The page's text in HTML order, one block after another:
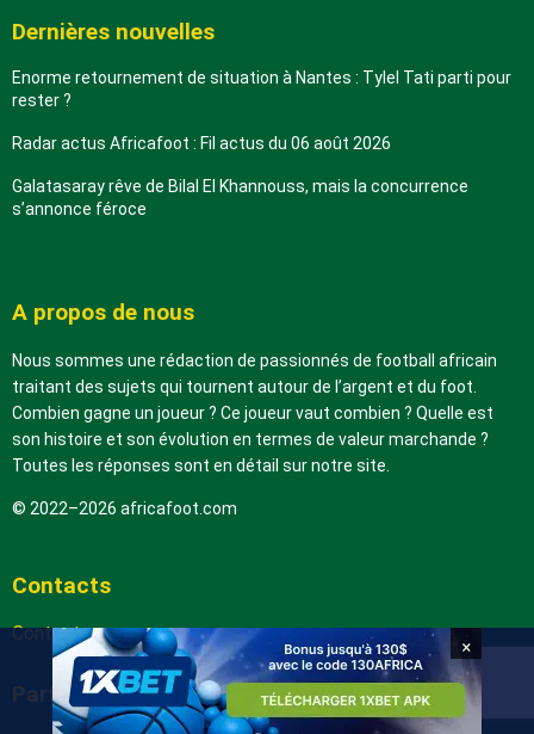
Dernières nouvelles
Enorme retournement de situation à Nantes : Tylel Tati parti pour
rester ?
Radar actus Africafoot : Fil actus du 06 août 2026
Galatasaray rêve de Bilal El Khannouss, mais la concurrence
s’annonce féroce
A propos de nous
Nous sommes une rédaction de passionnés de football africain
traitant des sujets qui tournent autour de l’argent et du foot.
Combien gagne un joueur ? Ce joueur vaut combien ? Quelle est
son histoire et son évolution en termes de valeur marchande ?
Toutes les réponses sont en détail sur notre site.
© 2022–2026 africafoot.com
Contacts
Contactez-nous
Partenaires
×